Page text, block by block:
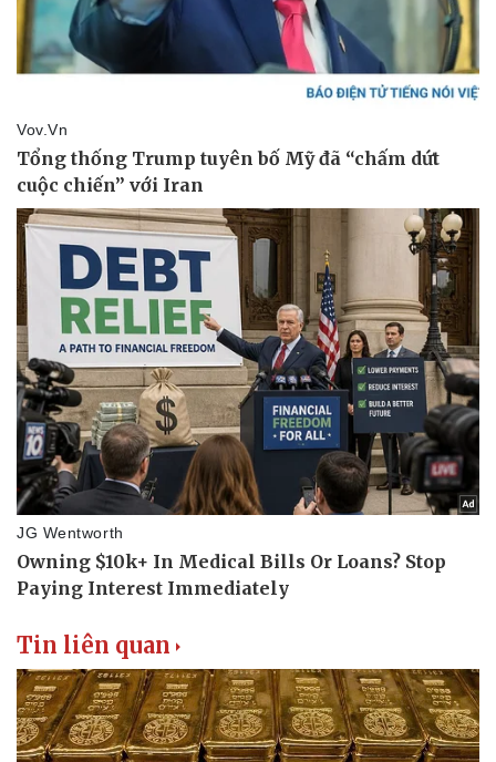
Doanh nghiệp
Doanh nghiệp 24h
Doanh nhân
Vì cộng đồng
Công nghệ
Sành điệu
Trải nghiệm
Chuyển đổi số
Tin liên quan